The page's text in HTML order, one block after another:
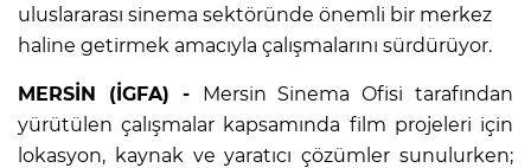
uluslararası sinema sektöründe önemli bir merkez
haline getirmek amacıyla çalışmalarını sürdürüyor.
MERSİN (İGFA) - Mersin Sinema Ofisi tarafından
yürütülen çalışmalar kapsamında film projeleri için
lokasyon, kaynak ve yaratıcı çözümler sunulurken;